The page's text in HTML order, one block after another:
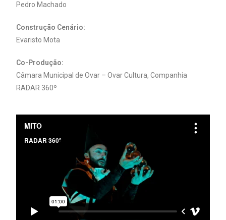
Pedro Machado
Construção Cenário:
Evaristo Mota
Co-Produção:
Câmara Municipal de Ovar – Ovar Cultura, Companhia
RADAR 360º